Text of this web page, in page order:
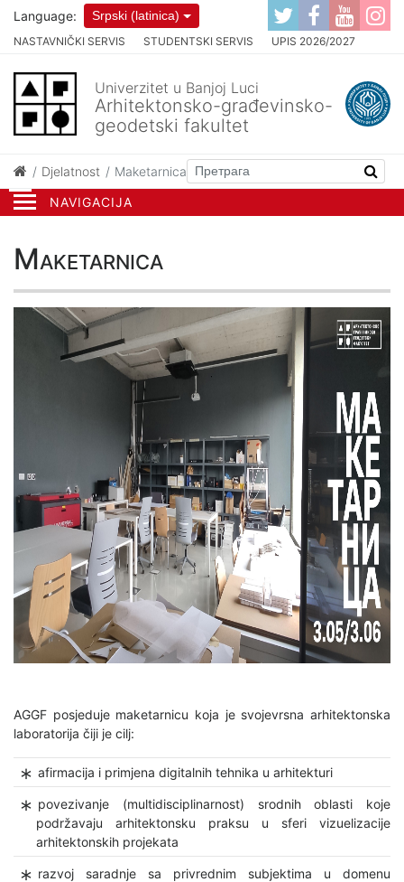
NAVIGACIJA
NASTAVNIČKI SERVIS STUDENTSKI SERVIS UPIS 2026/2027
Language: Srpski (latinica)
Univerzitet u Banjoj Luci
Arhitektonsko-građevinsko-
geodetski fakultet
Djelatnost Maketarnica
Maketarnica
AGGF posjeduje maketarnicu koja je svojevrsna arhitektonska
laboratorija čiji je cilj:
afirmacija i primjena digitalnih tehnika u arhitekturi
povezivanje (multidisciplinarnost) srodnih oblasti koje
podržavaju arhitektonsku praksu u sferi vizuelizacije
arhitektonskih projekata
razvoj saradnje sa privrednim subjektima u domenu